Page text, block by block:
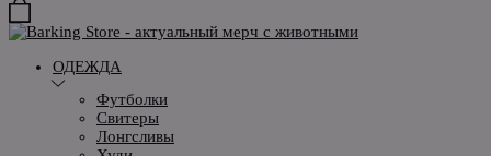
ОДЕЖДА
Футболки
Свитеры
Лонгсливы